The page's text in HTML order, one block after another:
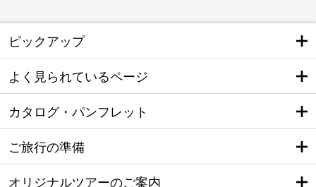
ピックアップ
よく見られているページ
カタログ・パンフレット
ご旅行の準備
オリジナルツアーのご案内